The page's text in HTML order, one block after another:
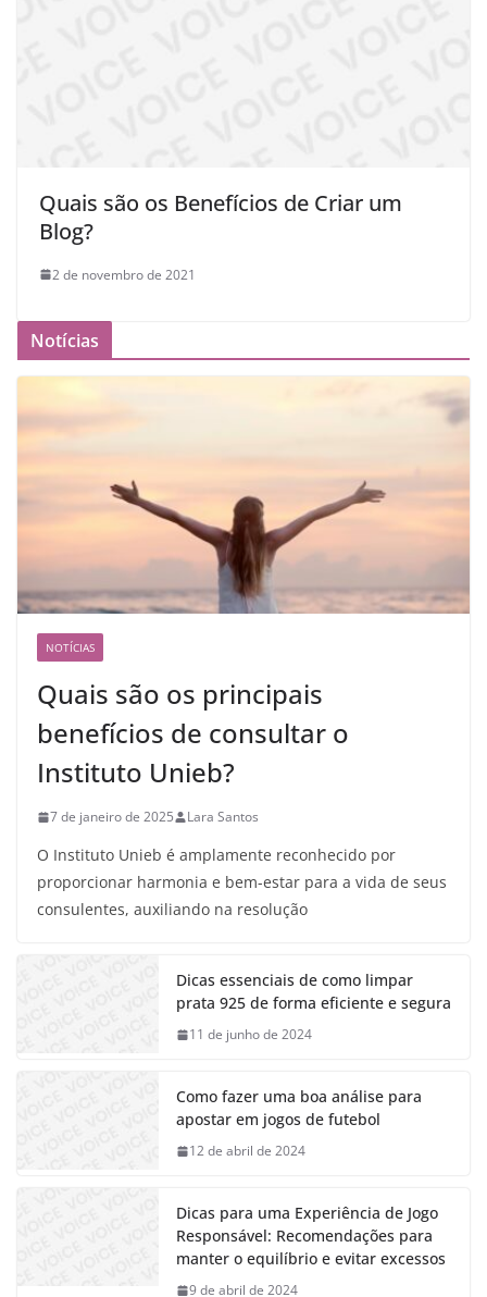
Quais são os Benefícios de Criar um
Blog?
2 de novembro de 2021
Notícias
NOTÍCIAS
Quais são os principais
benefícios de consultar o
Instituto Unieb?
7 de janeiro de 2025 Lara Santos
O Instituto Unieb é amplamente reconhecido por
proporcionar harmonia e bem-estar para a vida de seus
consulentes, auxiliando na resolução
Dicas essenciais de como limpar
prata 925 de forma eficiente e segura
11 de junho de 2024
Como fazer uma boa análise para
apostar em jogos de futebol
12 de abril de 2024
Dicas para uma Experiência de Jogo
Responsável: Recomendações para
manter o equilíbrio e evitar excessos
9 de abril de 2024